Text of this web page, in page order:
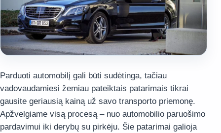
Parduoti automobilį gali būti sudėtinga, tačiau
vadovaudamiesi žemiau pateiktais patarimais tikrai
gausite geriausią kainą už savo transporto priemonę.
Apžvelgiame visą procesą – nuo automobilio paruošimo
pardavimui iki derybų su pirkėju. Šie patarimai galioja